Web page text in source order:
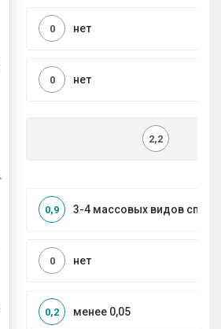
нет
0
нет
0
2,2
3-4 массовых видов
0,9
нет
0
менее 0,05
0,2